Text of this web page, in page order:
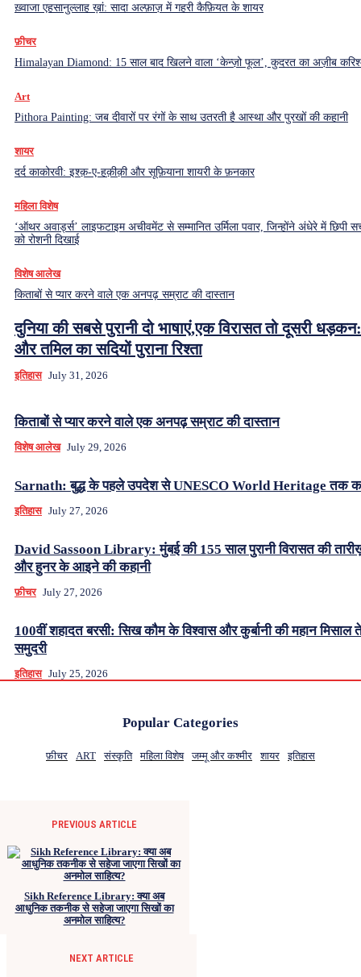
ख़्वाजा एहसानुल्लाह ख़ां: सादा अल्फ़ाज़ में गहरी कैफ़ियत के शायर
फ़ीचर
Himalayan Diamond: 15 साल बाद खिलने वाला ‘केन्ज़ो फूल’, कुदरत का अज़ीब
Art
Pithora Painting: जब दीवारों पर रंगों के साथ उतरती है आस्था और पुरखों की कहानी
शायर
दर्द काकोरवी: इश्क़-ए-हक़ीक़ी और सूफ़ियाना शायरी के फ़नकार
महिला विशेष
‘ऑथर अवार्ड्स’ लाइफटाइम अचीवमेंट से सम्मानित उर्मिला पवार, जिन्होंने अंधेरे में छिपी
को रोशनी दिखाई
विशेष आलेख
किताबों से प्यार करने वाले एक अनपढ़ सम्राट की दास्तान
दुनिया की सबसे पुरानी दो भाषाएं,एक विरासत तो दूसरी
और तमिल का सदियों पुराना रिश्ता
इतिहास July 31, 2026
किताबों से प्यार करने वाले एक अनपढ़ सम्राट की दास्तान
विशेष आलेख July 29, 2026
Sarnath: बुद्ध के पहले उपदेश से UNESCO World Heritage तक
इतिहास July 27, 2026
David Sassoon Library: मुंबई की 155 साल पुरानी विरासत की
और हुनर के आइने की कहानी
फ़ीचर July 27, 2026
100वीं शहादत बरसी: सिख कौम के विश्वास और कुर्बानी की महान मिसाल
समुदरी
इतिहास July 25, 2026
Popular Categories
फ़ीचर ART संस्कृति महिला विशेष जम्मू और कश्मीर शायर इतिहास
PREVIOUS ARTICLE
Sikh Reference Library: क्या अब
आधुनिक तकनीक से सहेजा जाएगा सिखों का
अनमोल साहित्य?
NEXT ARTICLE